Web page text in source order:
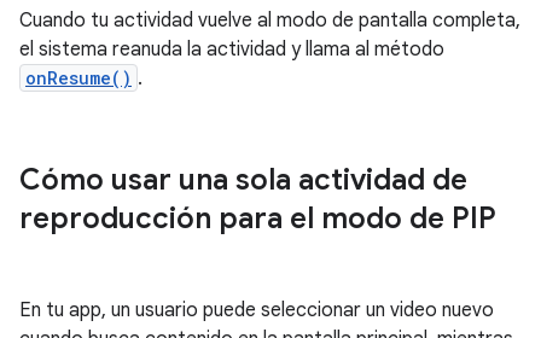
Cuando tu actividad vuelve al modo de pantalla completa,
el sistema reanuda la actividad y llama al método
onResume() .
Cómo usar una sola actividad de
reproducción para el modo de PIP
En tu app, un usuario puede seleccionar un video nuevo